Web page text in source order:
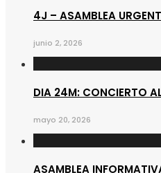
4J – ASAMBLEA
junio 2, 2026
DIA 24M: CONCIERTO
mayo 20, 2026
ASAMBLEA